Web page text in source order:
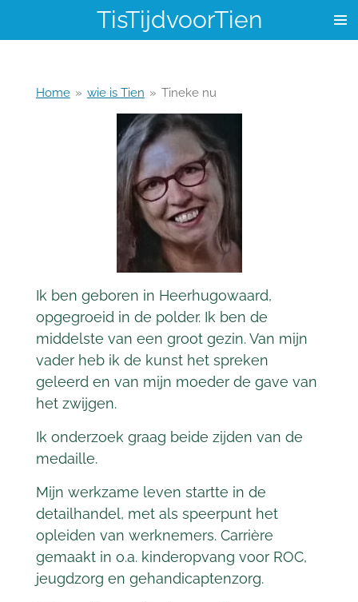
hoofdinhoud
TisTijdvoorTien
Home » wie is Tien » Tineke nu
Ik ben geboren in Heerhugowaard,
opgegroeid in de polder. Ik ben de
middelste van een groot gezin. Van mijn
vader heb ik de kunst het spreken
geleerd en van mijn moeder de gave van
het zwijgen.
Ik onderzoek graag beide zijden van de
medaille.
Mijn werkzame leven startte in de
detailhandel, met als speerpunt het
opleiden van werknemers. Carrière
gemaakt in o.a. kinderopvang voor ROC,
jeugdzorg en gehandicaptenzorg.